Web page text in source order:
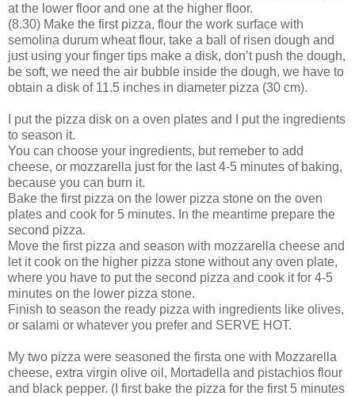
at the lower floor and one at the higher floor.
(8.30) Make the first pizza, flour the work surface with
semolina durum wheat flour, take a ball of risen dough and
just using your finger tips make a disk, don’t push the dough,
be soft, we need the air bubble inside the dough, we have to
obtain a disk of 11.5 inches in diameter pizza (30 cm).
I put the pizza disk on a oven plates and I put the ingredients
to season it.
You can choose your ingredients, but remeber to add
cheese, or mozzarella just for the last 4-5 minutes of baking,
because you can burn it.
Bake the first pizza on the lower pizza stone on the oven
plates and cook for 5 minutes. In the meantime prepare the
second pizza.
Move the first pizza and season with mozzarella cheese and
let it cook on the higher pizza stone without any oven plate,
where you have to put the second pizza and cook it for 4-5
minutes on the lower pizza stone.
Finish to season the ready pizza with ingredients like olives,
or salami or whatever you prefer and SERVE HOT.
My two pizza were seasoned the firsta one with Mozzarella
cheese, extra virgin olive oil, Mortadella and pistachios flour
and black pepper. (I first bake the pizza for the first 5 minutes